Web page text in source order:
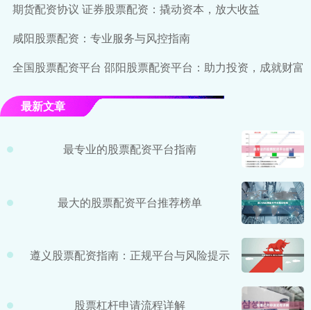
期货配资协议 证券股票配资：撬动资本，放大收益
咸阳股票配资：专业服务与风控指南
全国股票配资平台 邵阳股票配资平台：助力投资，成就财富
最新文章
最专业的股票配资平台指南
最大的股票配资平台推荐榜单
遵义股票配资指南：正规平台与风险提示
股票杠杆申请流程详解